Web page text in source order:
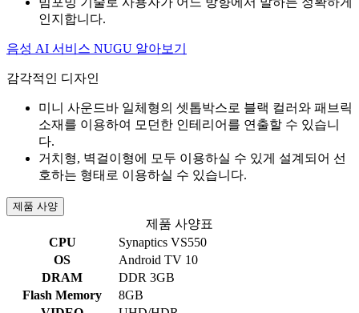
인지합니다.
음성 AI 서비스 NUGU 알아보기
감각적인 디자인
미니 사운드바 일체형의 셋톱박스로 블랙 컬러와 패브릭
소재를 이용하여 모던한 인테리어를 연출할 수 있습니
다.
거치형, 벽걸이형에 모두 이용하실 수 있게 설계되어 선
호하는 형태로 이용하실 수 있습니다.
제품 사양
제품 사양표
CPU
Synaptics VS550
OS
Android TV 10
DRAM
DDR 3GB
Flash Memory
8GB